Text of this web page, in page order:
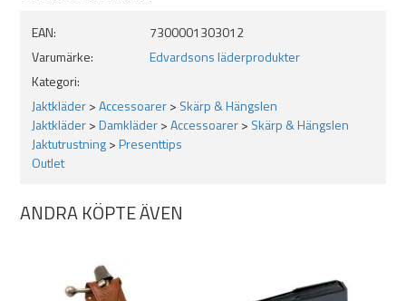
Finns i längderna 85 / 95 / 105 och 115 cm. Titta på vår
EAN:
7300001303012
Varumärke:
Edvardsons läderprodukter
Kategori:
Jaktkläder>Accessoarer> Skärp & Hängslen
Jaktkläder>Damkläder>Accessoarer> Skärp & Hängslen
Jaktutrustning>Presenttips
Outlet
ANDRA KÖPTE ÄVEN